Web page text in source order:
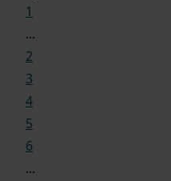
1
...
2
3
4
5
6
...